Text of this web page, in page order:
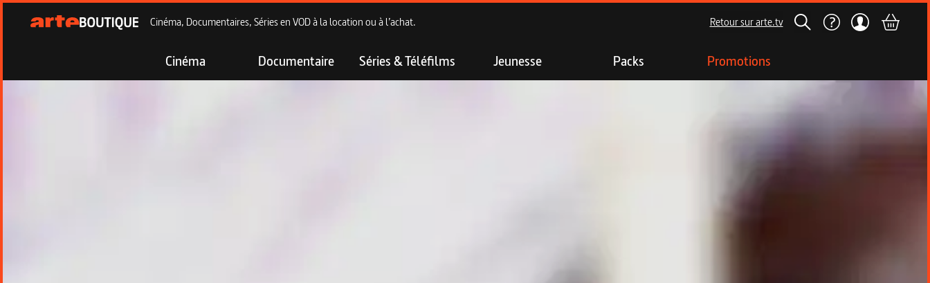
Cinéma, Documentaires, Séries en VOD à la location ou à l’achat. Retour sur arte.tv
Cinéma Documentaire Séries & Téléfilms Jeunesse Packs Promotions